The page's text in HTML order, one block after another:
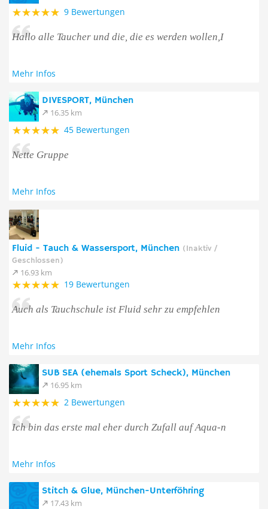
9 Bewertungen
Hallo alle Taucher und die, die es werden wollen,I
Mehr Infos
DIVESPORT, München
16.35 km
45 Bewertungen
Nette Gruppe
Mehr Infos
Fluid - Tauch & Wassersport, München (Inaktiv /
Geschlossen)
16.93 km
19 Bewertungen
Auch als Tauchschule ist Fluid sehr zu empfehlen
Mehr Infos
SUB SEA (ehemals Sport Scheck), München
16.95 km
2 Bewertungen
Ich bin das erste mal eher durch Zufall auf Aqua-n
Mehr Infos
Stitch & Glue, München-Unterföhring
17.43 km